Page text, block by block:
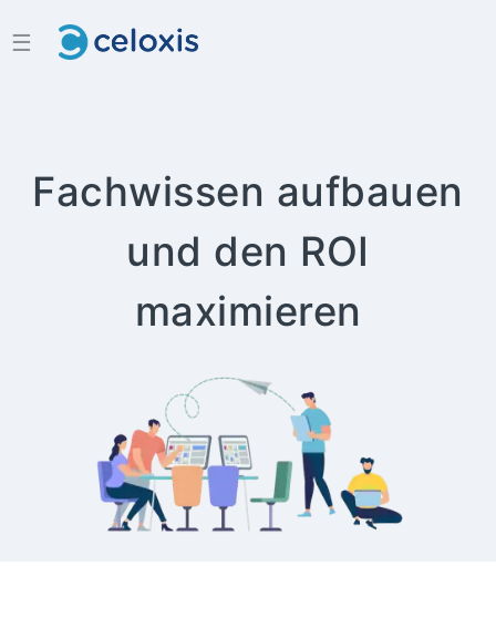
☰
Fachwissen aufbauen
und den ROI
maximieren